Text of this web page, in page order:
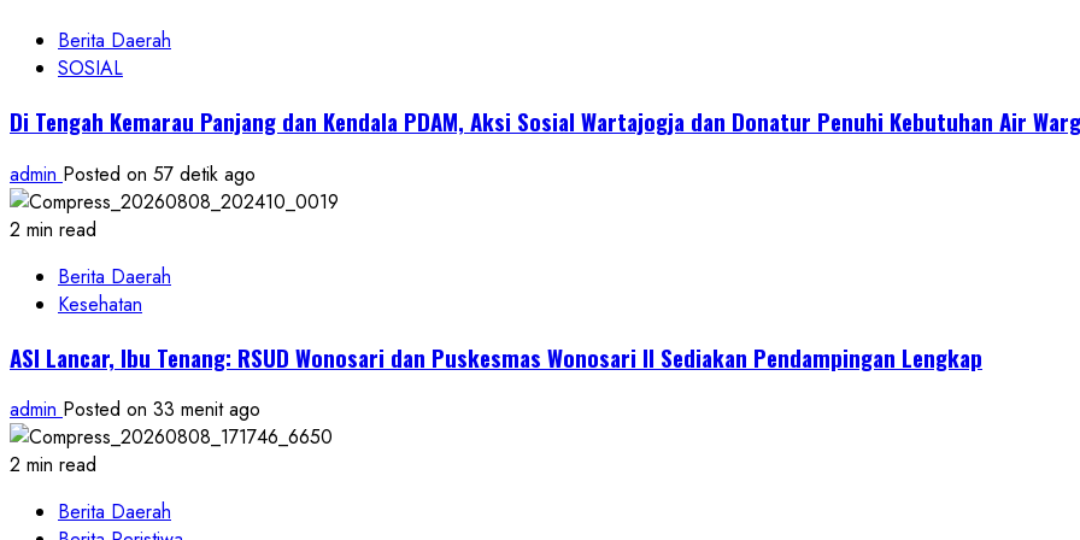
Berita Daerah
SOSIAL
Di Tengah Kemarau Panjang dan Kendala PDAM, Aksi Sosial Wartajogja dan Donatur Penuhi Kebutuhan Air
admin Posted on 57 detik ago
2 min read
Berita Daerah
Kesehatan
ASI Lancar, Ibu Tenang: RSUD Wonosari dan Puskesmas Wonosari II Sediakan Pendampingan Lengkap
admin Posted on 33 menit ago
2 min read
Berita Daerah